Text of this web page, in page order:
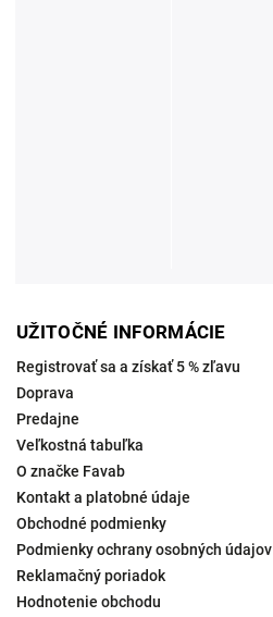
UŽITOČNÉ INFORMÁCIE
Registrovať sa a získať 5 % zľavu
Doprava
Predajne
Veľkostná tabuľka
O značke Favab
Kontakt a platobné údaje
Obchodné podmienky
Podmienky ochrany osobných údajov
Reklamačný poriadok
Hodnotenie obchodu